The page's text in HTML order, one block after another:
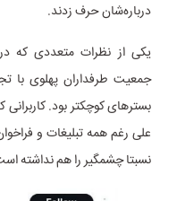
درباره‌شان حرف زدند.
یکی از نظرات متعددی که
جمعیت طرفداران پهلوی با
بسترهای کوچکتر بود.
علی رغم همه تبلیغات و
نسبتا چشمگیر را هم نداشته